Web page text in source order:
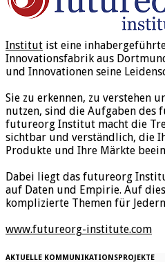
Institut ist eine
Innovationsfabrik aus
und Innovationen seine
Sie zu erkennen, zu verstehen
nutzen, sind die Aufgaben des
futureorg Institut macht die
sichtbar und verständlich, die
Produkte und Ihre Märkte
Dabei liegt das futureorg
auf Daten und Empirie. Auf
komplizierte Themen für
www.futureorg-institute.com
AKTUELLE KOMMUNIKATIONSPROJEKTE